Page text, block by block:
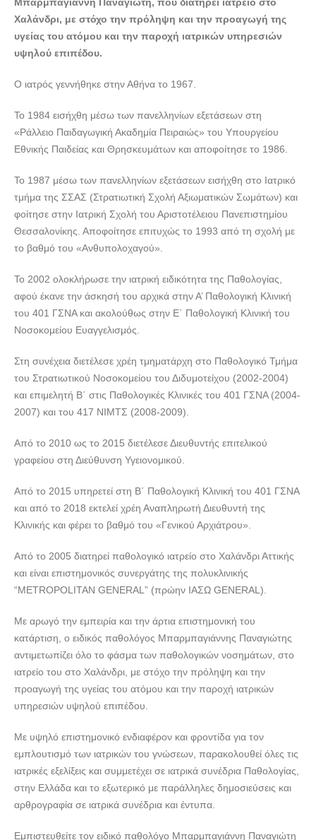
Χαλάνδρι, με στόχο την πρόληψη και την προαγωγή της
υγείας του ατόμου και την παροχή ιατρικών υπηρεσιών
υψηλού επιπέδου.
Ο ιατρός γεννήθηκε στην Αθήνα το 1967.
Το 1984 εισήχθη μέσω των πανελληνίων εξετάσεων στη
«Ράλλειο Παιδαγωγική Ακαδημία Πειραιώς» του Υπουργείου
Εθνικής Παιδείας και Θρησκευμάτων και αποφοίτησε το 1986.
Το 1987 μέσω των πανελληνίων εξετάσεων εισήχθη στο Ιατρικό
τμήμα της ΣΣΑΣ (Στρατιωτική Σχολή Αξιωματικών Σωμάτων) και
φοίτησε στην Ιατρική Σχολή του Αριστοτέλειου Πανεπιστημίου
Θεσσαλονίκης. Αποφοίτησε επιτυχώς το 1993 από τη σχολή με
το βαθμό του «Ανθυπολοχαγού».
Το 2002 ολοκλήρωσε την ιατρική ειδικότητα της Παθολογίας,
αφού έκανε την άσκησή του αρχικά στην Α’ Παθολογική Κλινική
του 401 ΓΣΝΑ και ακολούθως στην Ε΄ Παθολογική Κλινική του
Νοσοκομείου Ευαγγελισμός.
Στη συνέχεια διετέλεσε χρέη τμηματάρχη στο Παθολογικό Τμήμα
του Στρατιωτικού Νοσοκομείου του Διδυμοτείχου (2002-2004)
και επιμελητή Β΄ στις Παθολογικές Κλινικές του 401 ΓΣΝΑ (2004-
2007) και του 417 ΝΙΜΤΣ (2008-2009).
Από το 2010 ως το 2015 διετέλεσε Διευθυντής επιτελικού
γραφείου στη Διεύθυνση Υγειονομικού.
Από το 2015 υπηρετεί στη Β΄ Παθολογική Κλινική του 401 ΓΣΝΑ
και από το 2018 εκτελεί χρέη Αναπληρωτή Διευθυντή της
Κλινικής και φέρει το βαθμό του «Γενικού Αρχιάτρου».
Από το 2005 διατηρεί παθολογικό ιατρείο στο Χαλάνδρι Αττικής
και είναι επιστημονικός συνεργάτης της πολυκλινικής
“METROPOLITAN GENERAL” (πρώην ΙΑΣΩ GENERAL).
Με αρωγό την εμπειρία και την άρτια επιστημονική του
κατάρτιση, ο ειδικός παθολόγος Μπαρμπαγιάννης Παναγιώτης
αντιμετωπίζει όλο το φάσμα των παθολογικών νοσημάτων, στο
ιατρείο του στο Χαλάνδρι, με στόχο την πρόληψη και την
προαγωγή της υγείας του ατόμου και την παροχή ιατρικών
υπηρεσιών υψηλού επιπέδου.
Με υψηλό επιστημονικό ενδιαφέρον και φροντίδα για τον
εμπλουτισμό των ιατρικών του γνώσεων, παρακολουθεί όλες τις
ιατρικές εξελίξεις και συμμετέχει σε ιατρικά συνέδρια Παθολογίας,
στην Ελλάδα και το εξωτερικό με παράλληλες δημοσιεύσεις και
αρθρογραφία σε ιατρικά συνέδρια και έντυπα.
Εμπιστευθείτε τον ειδικό παθολόγο Μπαρμπαγιάννη Παναγιώτη